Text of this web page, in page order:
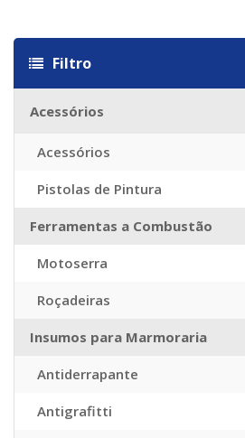
Filtro
Acessórios
Acessórios
Pistolas de Pintura
Ferramentas a Combustão
Motoserra
Roçadeiras
Insumos para Marmoraria
Antiderrapante
Antigrafitti